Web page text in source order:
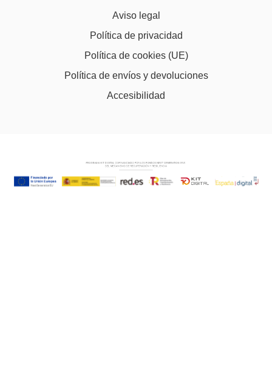
Aviso legal
Política de privacidad
Política de cookies (UE)
Política de envíos y devoluciones
Accesibilidad